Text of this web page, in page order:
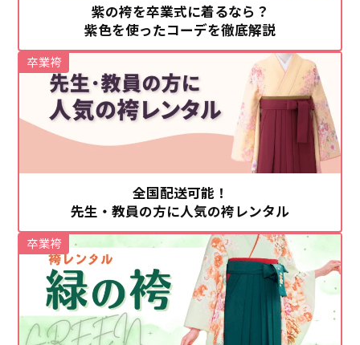
紫の袴を卒業式に着るなら？
紫色を使ったコーデを徹底解説
全国配送可能！
先生・教員の方に人気の袴レンタル
卒業袴
卒業袴